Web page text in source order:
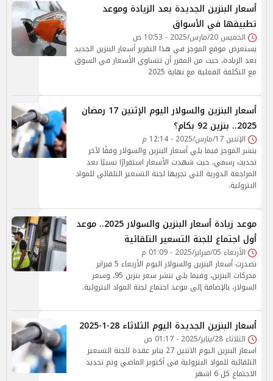
أسعار البنزين الجديدة بعد الزيادة وموعد
تطبيقها في الأسواق
الخميس 20/مارس/2025 - 10:53 ص
يستعرض موقع الموجز في هذا التقرير أسعار البنزين الجديد
بعد الزيادة، حيث من المقرر أن تتساوي الأسعار في السوق
مع التكلفة الفعلية مع نهاية 2025
أسعار البنزين والسولار اليوم الإثنين 17 رمضان
2025.. بنزين 92 بكام؟
الإثنين 17/مارس/2025 - 12:14 م
ينشر الموجز فيما يلي أسعار البنزين والسولار وفقًا لآخر
تحديث رسمي، حيث شهدت الأسعار استقرارًا نسبيًا بعد
المراجعة الدورية التي تجريها لجنة التسعير التلقائي للمواد
البترولية.
موعد زيادة أسعار البنزين والسولار 2025.. موعد
أول اجتماع للجنة التسعير التلقائية
الأربعاء 05/فبراير/2025 - 01:09 م
تصدرت أسعار البنزين والسولار اليوم الأربعاء 5 فبراير
محركات البنزين، وفيما يلي ننشر سعر بنزين 95، وسعر
السولار، بالإضافة إلى موعد اجتماع لجنة المواد البترولية.
أسعار البنزين الجديدة اليوم الثلاثاء 28-1-2025
الثلاثاء 28/يناير/2025 - 01:17 ص
اسعار البنزين اليوم الاثنين 27 يناير عقدة للجنة التسعير
التلقائية للمواد البترولية فى أكتوبر الماضي وتم تحديد
الاجتماع كل 6 اشهر